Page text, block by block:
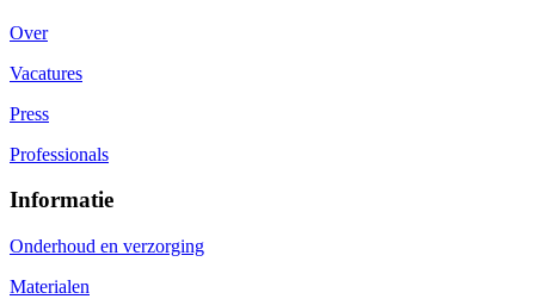
Over
Vacatures
Press
Professionals
Informatie
Onderhoud en verzorging
Materialen